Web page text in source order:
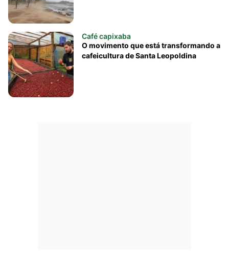
Café capixaba
O movimento que está transformando a
cafeicultura de Santa Leopoldina